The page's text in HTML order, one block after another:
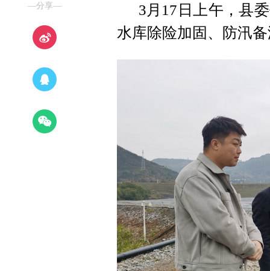
—分享—
3月17日上午，县
水库除险加固、防汛